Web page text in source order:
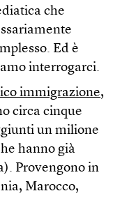
che
Ed è
interrogarci.
immigrazione,
circa cinque
un milione
hanno già
Provengono in
Marocco,